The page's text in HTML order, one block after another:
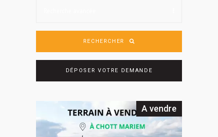
RECHERCHER
DÉPOSER VOTRE DEMANDE
A vendre